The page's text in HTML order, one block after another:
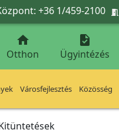
+36 1/459-2100 

Otthon

Ügyintézés
Városfejlesztés Közösség